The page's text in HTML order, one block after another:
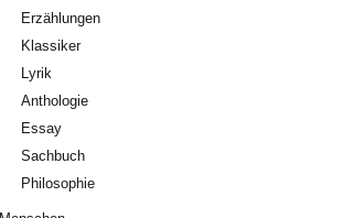
Erzählungen
Klassiker
Lyrik
Anthologie
Essay
Sachbuch
Philosophie